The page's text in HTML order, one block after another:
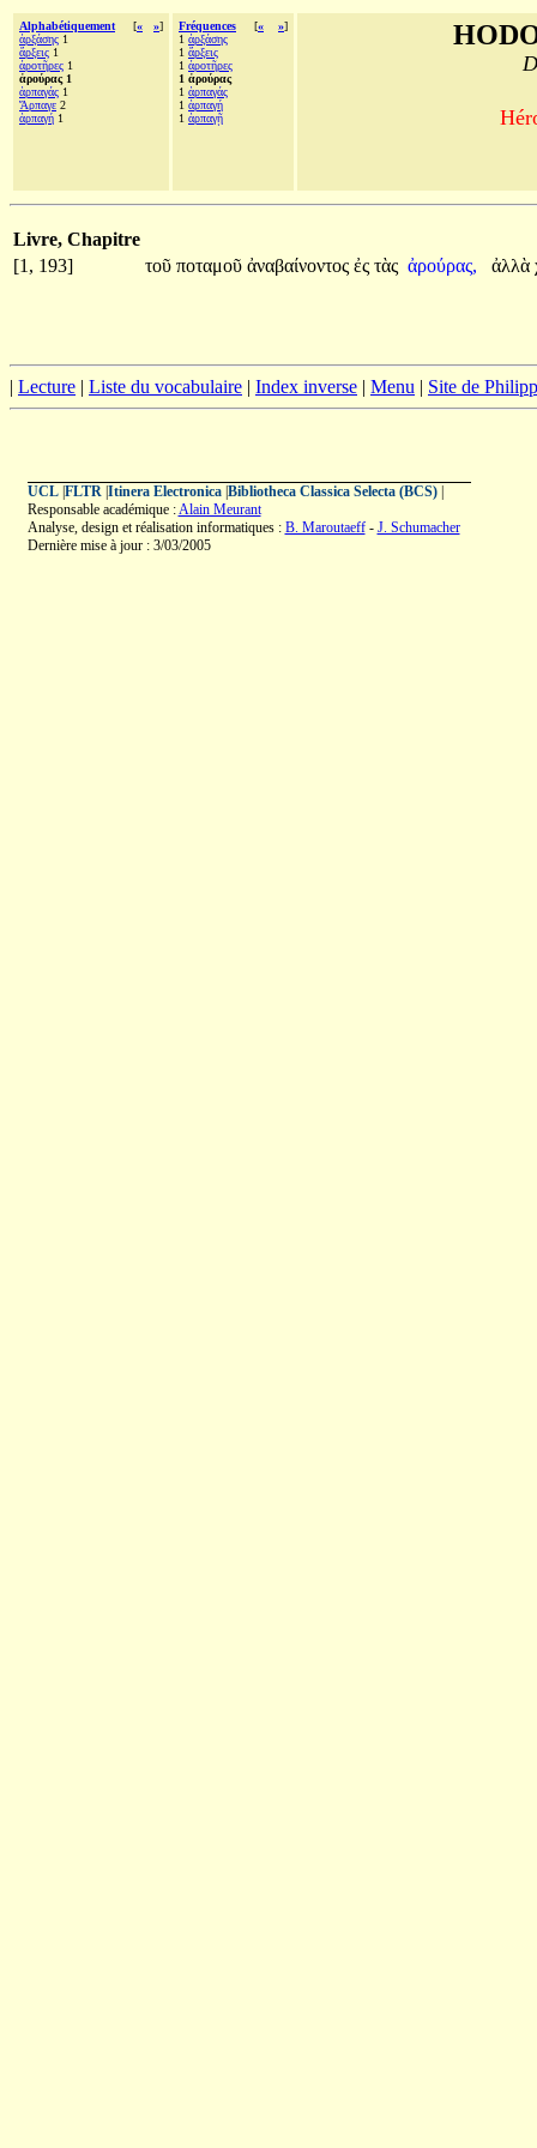
Alphabétiquement [« »]
ἀρξάσης 1
ἄρξεις 1
ἀροτῆρες 1
ἀρούρας 1
ἁρπαγάς 1
Ἅρπαγε 2
ἁρπαγή 1
Fréquences [« »]
1 ἀρξάσης
1 ἄρξεις
1 ἀροτῆρες
1 ἀρούρας
1 ἁρπαγάς
1 ἁρπαγή
1 ἁρπαγῇ
Livre, Chapitre
[1, 193]
τοῦ ποταμοῦ ἀναβαίνοντος ἐς τὰς ἀρούρας, ἀλλὰ
| Lecture | Liste du vocabulaire | Index inverse | Menu | Site de
UCL| FLTR| Itinera Electronica| Bibliotheca Classica Selecta (BCS)|
Responsable académique :Alain Meurant
Analyse, design et réalisation informatiques : B. Maroutaeff- J. Schumacher
Dernière mise à jour : 3/03/2005